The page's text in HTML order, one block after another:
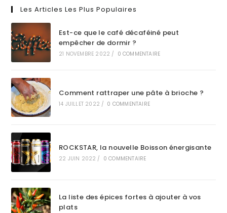
Les Articles Les Plus Populaires
Est-ce que le café décaféiné peut
empêcher de dormir ?
21 NOVEMBRE 2022 / 0 COMMENTAIRE
Comment rattraper une pâte à brioche ?
14 JUILLET 2022 / 0 COMMENTAIRE
ROCKSTAR, la nouvelle Boisson énergisante
22 JUIN 2022 / 0 COMMENTAIRE
La liste des épices fortes à ajouter à vos
plats